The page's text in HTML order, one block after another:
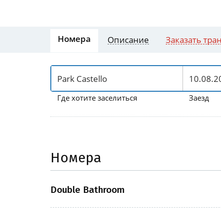
Номера Описание Заказать
Где хотите заселиться Заезд
Номера
Double Bathroom